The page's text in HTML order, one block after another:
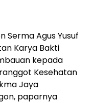
Serma Agus Yusuf
Karya Bakti
kepada
Kesehatan
Jaya
paparnya